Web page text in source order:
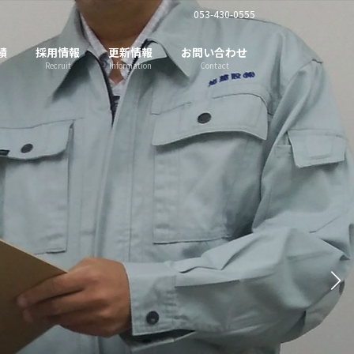
053-430-0555
採用情報
Recruit
更新情報
Information
お問い合わせ
Contact
創意と情熱をもって、
未来に残る仕事をする
旭建設株式会社